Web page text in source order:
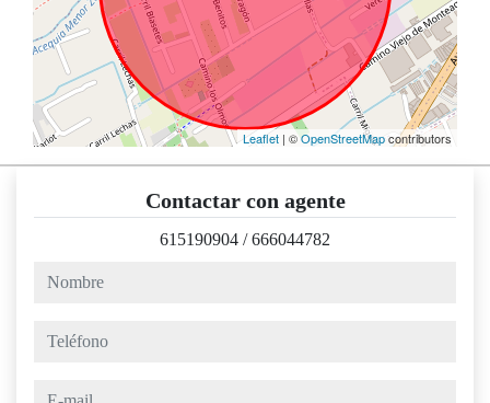
Leaflet | ©OpenStreetMapcontributors
Contactar con agente
615190904 /666044782
nombre
teléfono
e-mail